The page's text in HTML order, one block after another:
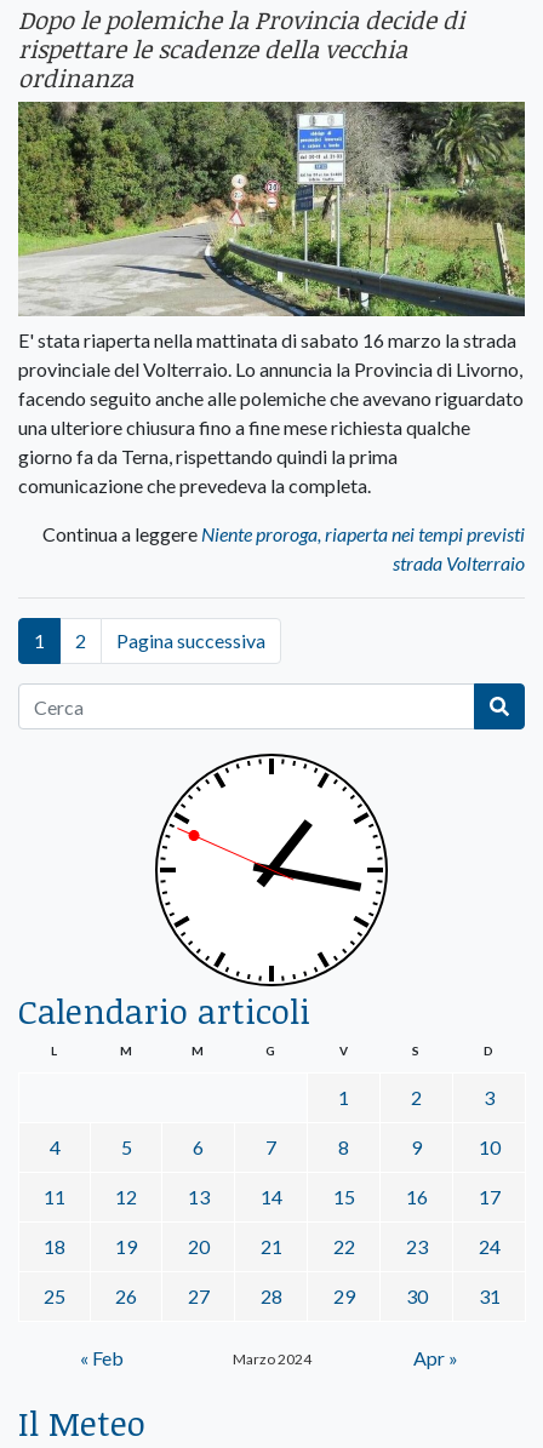
Dopo le polemiche la Provincia decide di
rispettare le scadenze della vecchia
ordinanza
E' stata riaperta nella mattinata di sabato 16 marzo la strada
provinciale del Volterraio. Lo annuncia la Provincia di Livorno,
facendo seguito anche alle polemiche che avevano riguardato
una ulteriore chiusura fino a fine mese richiesta qualche
giorno fa da Terna, rispettando quindi la prima
comunicazione che prevedeva la completa.
Continua a leggere Niente proroga, riaperta nei tempi previsti
strada Volterraio
1 2 Pagina successiva
Calendario articoli
Marzo 2024
L M M G V S D
1 2 3
4 5 6 7 8 9 10
11 12 13 14 15 16 17
18 19 20 21 22 23 24
25 26 27 28 29 30 31
« Feb Apr »
Il Meteo